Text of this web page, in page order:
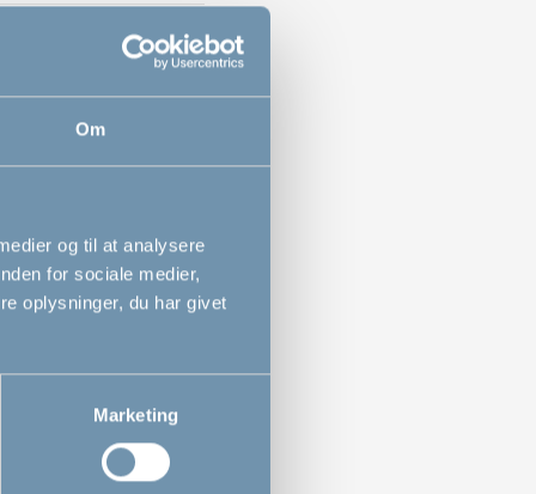
Om
og til at analysere
for sociale medier,
oplysninger, du har givet
Marketing
add
add
add